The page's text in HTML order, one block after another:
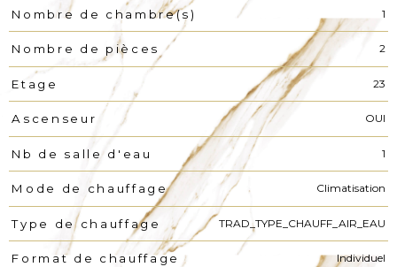
Nombre de chambre(s) 1
Nombre de pièces 2
Etage 23
Ascenseur OUI
Nb de salle d'eau 1
Mode de chauffage Climatisation
Type de chauffage TRAD_TYPE_CHAUFF_AIR_EAU
Format de chauffage Individuel